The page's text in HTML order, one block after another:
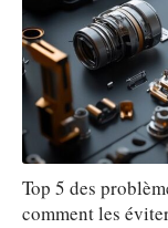
Top 5 des
comment les